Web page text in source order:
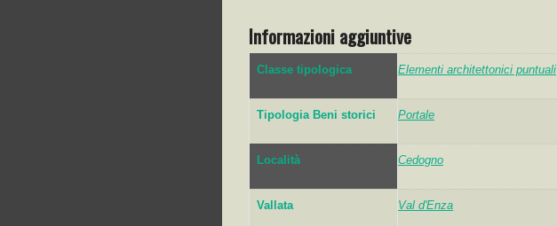
Informazioni aggiuntive
Classe tipologica Elementi architettonici puntuali
Tipologia Beni storici Portale
Località Cedogno
Vallata Val d'Enza